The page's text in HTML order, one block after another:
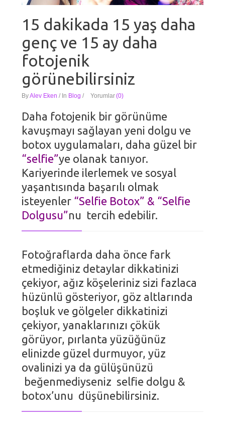
15 dakikada 15 yaş daha
genç ve 15 ay daha
fotojenik
görünebilirsiniz
ByAlev Eken / In Blog / Yorumlar(0)
Daha fotojenik bir görünüme
kavuşmayı sağlayan yeni dolgu ve
botox uygulamaları, daha güzel bir
“selfie”ye olanak tanıyor.
Kariyerinde ilerlemek ve sosyal
yaşantısında başarılı olmak
isteyenler “Selfie Botox” & “Selfie
Dolgusu”nu tercih edebilir.
Fotoğraflarda daha önce fark
etmediğiniz detaylar dikkatinizi
çekiyor, ağız köşeleriniz sizi fazlaca
hüzünlü gösteriyor, göz altlarında
boşluk ve gölgeler dikkatinizi
çekiyor, yanaklarınızı çökük
görüyor, pırlanta yüzüğünüz
elinizde güzel durmuyor, yüz
ovalinizi ya da gülüşünüzü
beğenmediyseniz selfie dolgu &
botox’unu düşünebilirsiniz.